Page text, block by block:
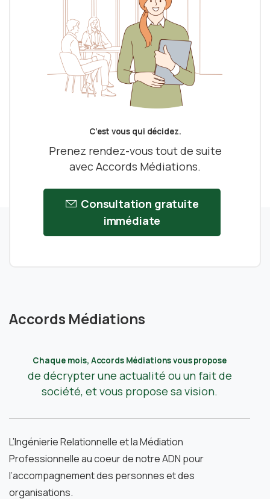
C’est vous qui décidez.
Prenez rendez-vous tout de suite
avec Accords Médiations.
Consultation gratuite
immédiate
Accords Médiations
Chaque mois, Accords Médiations vous propose
de décrypter une actualité ou un fait de
société, et vous propose sa vision.
L’Ingénierie Relationnelle et la Médiation
Professionnelle au coeur de notre ADN pour
l’accompagnement des personnes et des
organisations.